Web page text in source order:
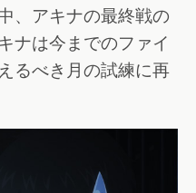
、アキナの最終戦の
ナは今までのファイ
るべき月の試練に再